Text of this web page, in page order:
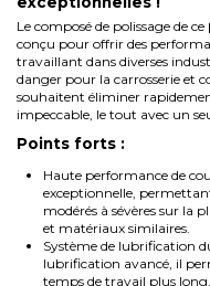
Le composé de polissage de ce
conçu pour offrir des
travaillant dans diverses
danger pour la carrosserie et
souhaitent éliminer
impeccable, le tout avec un
Points forts :
Haute performance de
exceptionnelle,
modérés à sévères sur la
et matériaux similaires.
Système de lubrification
lubrification avancé, il
temps de travail plus